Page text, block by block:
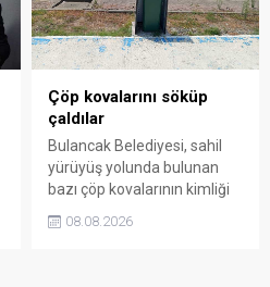
denetime çağırdı. Akdoğan,
yüzde 50’ye ulaşan fiyat
farklarının araştırılması
gerektiğini söyledi.
Çöp kovalarını söküp
çaldılar
Bulancak Belediyesi, sahil
yürüyüş yolunda bulunan
bazı çöp kovalarının kimliği
sökülerek çalındığını açıkladı.
08.08.2026